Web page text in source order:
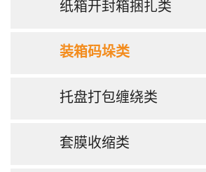
纸箱开封箱捆扎类
装箱码垛类
托盘打包缠绕类
套膜收缩类